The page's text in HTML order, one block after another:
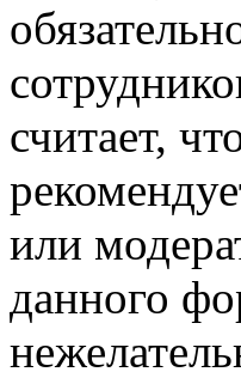
считает,
или
данного